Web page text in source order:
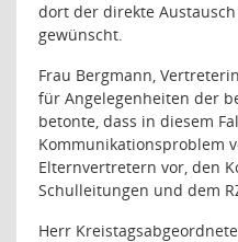
dort der direkte
gewünscht.
Frau Bergmann,
für Angelegenheiten der
betonte, dass in diesem
Kommunikationsproblem
Elternvertretern vor, den
Schulleitungen und dem
Herr